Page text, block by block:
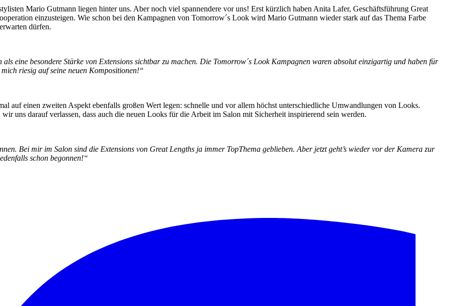
Mario Gutmann liegen hinter uns. Aber noch viel spannendere vor uns! Erst kürzlich haben Anita Lafer, Geschäftsführung Great
einzusteigen. Wie schon bei den Kampagnen von Tomorrow´s Look wird Mario Gutmann wieder stark auf das Thema Farbe
dürfen.
eine besondere Stärke von Extensions sichtbar zu machen. Die Tomorrow´s Look Kampagnen waren absolut einzigartig und haben für
riesig auf seine neuen Kompositionen!“
auf einen zweiten Aspekt ebenfalls großen Wert legen: schnelle und vor allem höchst unterschiedliche Umwandlungen von Looks.
uns darauf verlassen, dass auch die neuen Looks für die Arbeit im Salon mit Sicherheit inspirierend sein werden.
Bei mir im Salon sind die Extensions von Great Lengths ja immer TopThema geblieben. Aber jetzt geht’s wieder vor der Kamera zur
schon begonnen!“